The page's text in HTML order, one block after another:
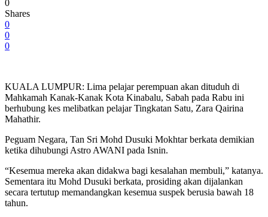
0
Shares
0
0
0
KUALA LUMPUR: Lima pelajar perempuan akan dituduh di
Mahkamah Kanak-Kanak Kota Kinabalu, Sabah pada Rabu ini
berhubung kes melibatkan pelajar Tingkatan Satu, Zara Qairina
Mahathir.
Peguam Negara, Tan Sri Mohd Dusuki Mokhtar berkata demikian
ketika dihubungi Astro AWANI pada Isnin.
“Kesemua mereka akan didakwa bagi kesalahan membuli,” katanya.
Sementara itu Mohd Dusuki berkata, prosiding akan dijalankan
secara tertutup memandangkan kesemua suspek berusia bawah 18
tahun.